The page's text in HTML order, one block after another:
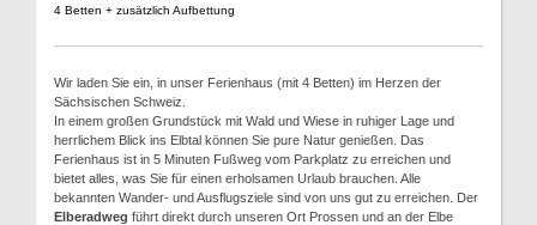
4 Betten + zusätzlich Aufbettung
Wir laden Sie ein, in unser Ferienhaus (mit 4 Betten) im Herzen der
Sächsischen Schweiz.
In einem großen Grundstück mit Wald und Wiese in ruhiger Lage und
herrlichem Blick ins Elbtal können Sie pure Natur genießen. Das
Ferienhaus ist in 5 Minuten Fußweg vom Parkplatz zu erreichen und
bietet alles, was Sie für einen erholsamen Urlaub brauchen. Alle
bekannten Wander- und Ausflugsziele sind von uns gut zu erreichen. Der
Elberadweg führt direkt durch unseren Ort Prossen und an der Elbe